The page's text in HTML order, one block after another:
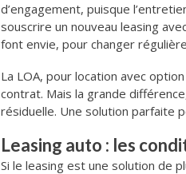
d’engagement, puisque
souscrire un nouveau leasing
font envie, pour changer
La LOA, pour location avec
contrat. Mais la grande
résiduelle. Une solution parfaite
Leasing auto : les
Si le leasing est une solution de